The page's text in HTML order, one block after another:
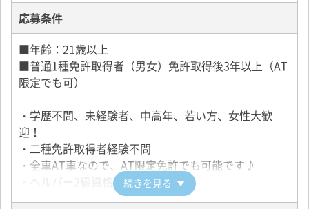
応募条件
■年齢：21歳以上
■普通1種免許取得者（男女）免許取得後3年以上（AT
限定でも可）
・学歴不問、未経験者、中高年、若い方、女性大歓
迎！
・二種免許取得者経験不問
・全車AT車なので、AT限定免許でも可能です♪
・ヘルパー2級資格者優遇！
続きを見る